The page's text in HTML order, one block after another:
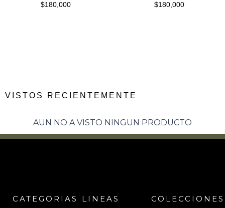
$180,000 $180,000
VISTOS RECIENTEMENTE
AUN NO A VISTO NINGUN PRODUCTO
CATEGORIAS LINEAS COLECCIONES